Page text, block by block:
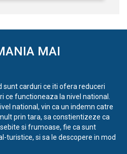
MAI
sunt carduri ce iti ofera reduceri
ce functioneaza la nivel national.
national, vin ca un indemn catre
prin tara, sa constientizeze ca
si frumoase, fie ca sunt
turistice, si sa le descopere in mod